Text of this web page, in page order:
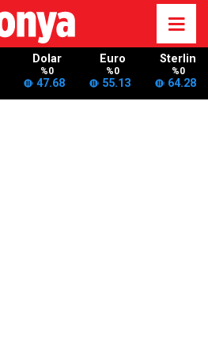
Dolar
%0
47.68
Euro
%0
55.13
Sterlin
%0
64.28